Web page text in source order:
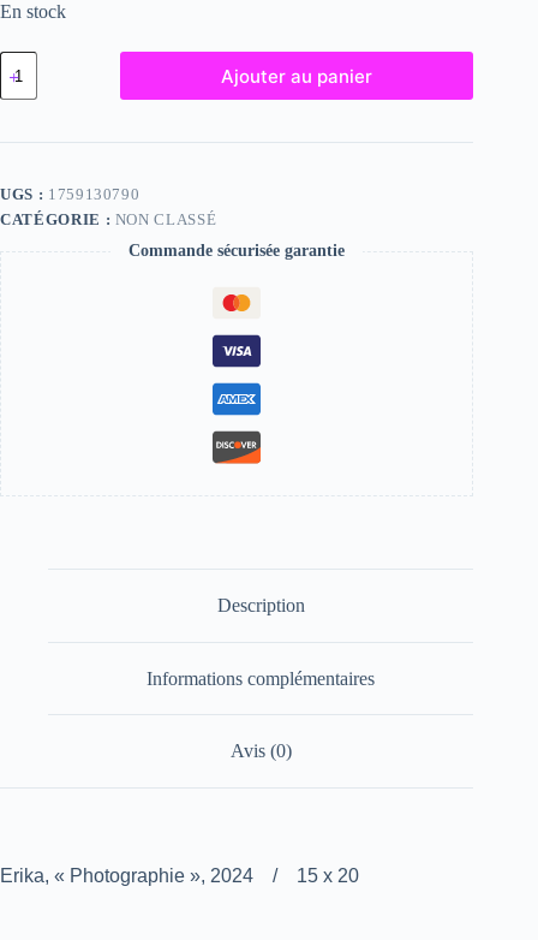
En stock
quantité
de
Erika,
2024
x
20
Ajouter au panier
UGS : 1759130790
CATÉGORIE : NON CLASSÉ
Commande sécurisée garantie
Description
Informations complémentaires
Avis (0)
Erika, « Photographie », 2024 / 15 x 20